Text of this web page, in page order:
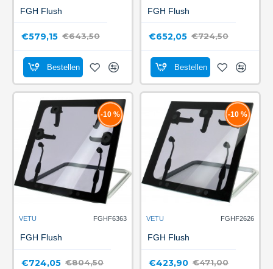
FGH Flush
€579,15 €643,50
Bestellen
FGH Flush
€652,05 €724,50
Bestellen
-10 %
VETU FGHF6363
FGH Flush
€724,05 €804,50
-10 %
VETU FGHF2626
FGH Flush
€423,90 €471,00